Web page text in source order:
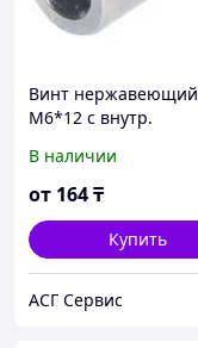
Винт нержавеющий
М6*12 с внутр.
912
В наличии
от 164₸
Купить
АСГ Сервис